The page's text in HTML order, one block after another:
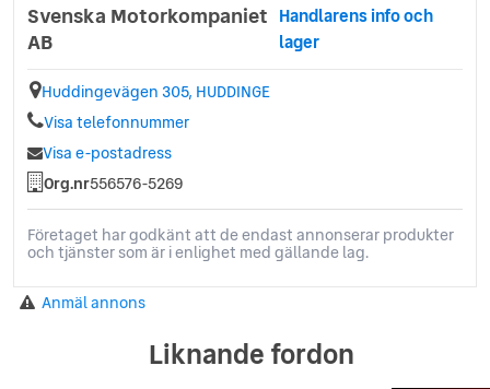
Svenska Motorkompaniet
AB
Handlarens info och
lager
Huddingevägen 305, HUDDINGE
Visa telefonnummer
Visa e-postadress
Org.nr556576-5269
Företaget har godkänt att de endast annonserar produkter
och tjänster som är i enlighet med gällande lag.
Anmäl annons
Liknande fordon